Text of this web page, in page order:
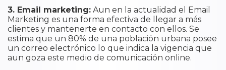
3. Email marketing: Aun en la actualidad el Email
Marketing es una forma efectiva de llegar a más
clientes y mantenerte en contacto con ellos. Se
estima que un 80% de una población urbana posee
un correo electrónico lo que indica la vigencia que
aun goza este medio de comunicación online.